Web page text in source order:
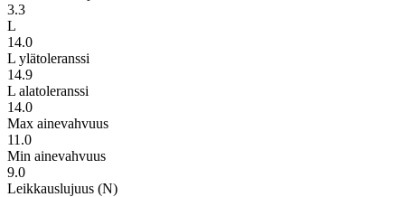
3.3
L
14.0
L ylätoleranssi
14.9
L alatoleranssi
14.0
Max ainevahvuus
11.0
Min ainevahvuus
9.0
Leikkauslujuus (N)